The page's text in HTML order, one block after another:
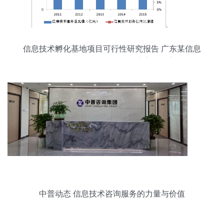
信息技术孵化基地项目可行性研究报告 广东某信息
中普动态 信息技术咨询服务的力量与价值